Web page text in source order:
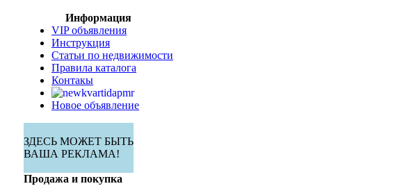
Информация
VIP объявления
Инструкция
Статьи по недвижимости
Правила каталога
Контакы
Новое объявление
ЗДЕСЬ МОЖЕТ БЫТЬ
ВАША РЕКЛАМА!
Продажа и покупка